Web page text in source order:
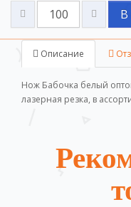
В
Описание
Нож Бабочка белый
лазерная резка, в